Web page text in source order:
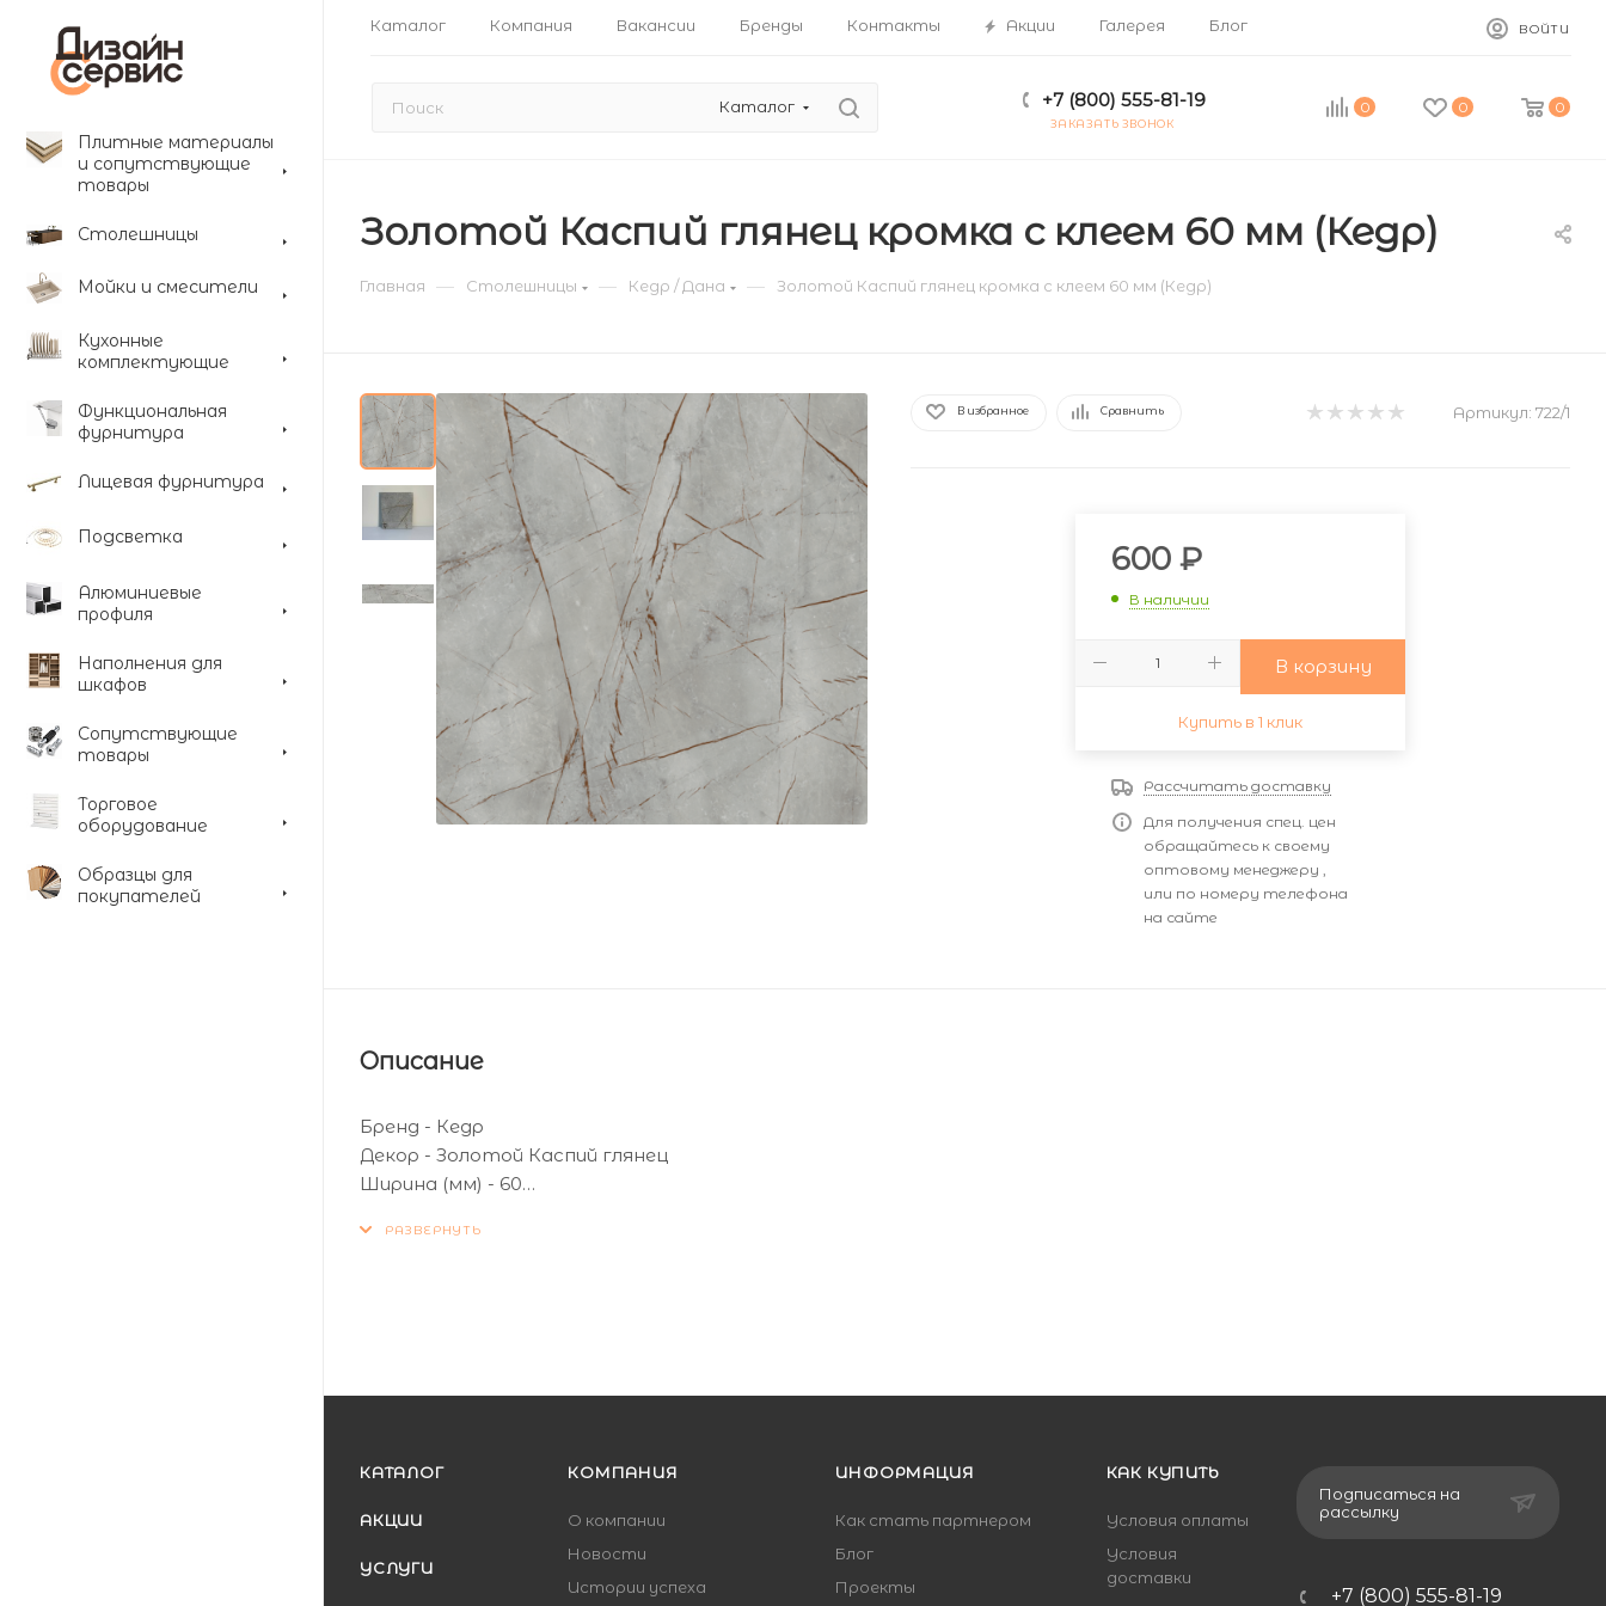
Каталог Компания Вакансии Бренды Контакты Акции Галерея Блог ВОЙТИ
Каталог +7 (800) 555-81-19
ЗАКАЗАТЬ ЗВОНОК
0 0 0
Плитные материалы
и сопутствующие
товары
Столешницы
Мойки и смесители
Кухонные
комплектующие
Функциональная
фурнитура
Лицевая фурнитура
Подсветка
Алюминиевые
профиля
Наполнения для
шкафов
Сопутствующие
товары
Торговое
оборудование
Образцы для
покупателей
Золотой Каспий глянец кромка с клеем 60 мм (Кедр)
Главная — Столешницы — Кедр / Дана — Золотой Каспий глянец кромка с клеем 60 мм (Кедр)
В избранное Сравнить Артикул: 722/1
600 ₽
В наличии
В корзину
Купить в 1 клик
Рассчитать доставку
Для получения спец. цен
обращайтесь к своему
оптовому менеджеру ,
или по номеру телефона
на сайте
Описание
Бренд - Кедр
Декор - Золотой Каспий глянец
Ширина (мм) - 60
КАТАЛОГ
АКЦИИ
УСЛУГИ
КОМПАНИЯ
О компании
Новости
Истории успеха
ИНФОРМАЦИЯ
Как стать партнером
Блог
Проекты
КАК КУПИТЬ
Условия оплаты
Условия
доставки
Подписаться на
рассылку
+7 (800) 555-81-19